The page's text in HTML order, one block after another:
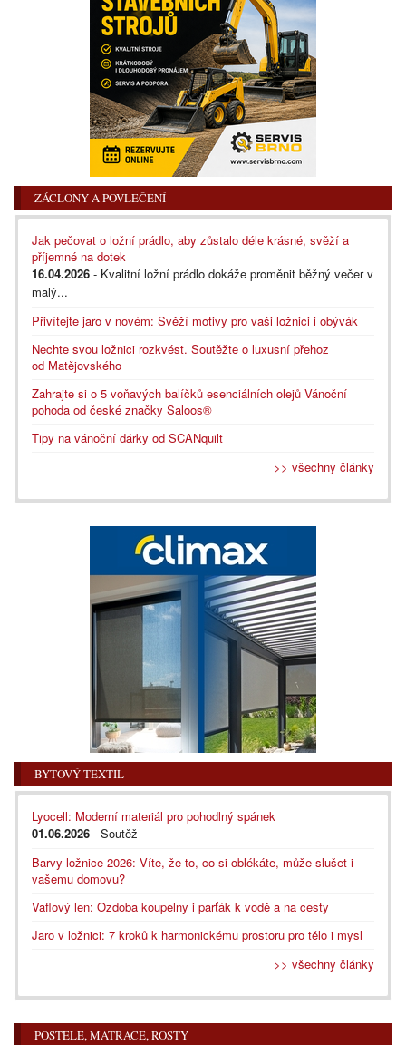
ZÁCLONY A POVLEČENÍ
Jak pečovat o ložní prádlo, aby zůstalo déle krásné, svěží a
příjemné na dotek
16.04.2026 - Kvalitní ložní prádlo dokáže proměnit běžný večer v
malý...
Přivítejte jaro v novém: Svěží motivy pro vaši ložnici i obývák
Nechte svou ložnici rozkvést. Soutěžte o luxusní přehoz
od Matějovského
Zahrajte si o 5 voňavých balíčků esenciálních olejů Vánoční
pohoda od české značky Saloos®
Tipy na vánoční dárky od SCANquilt
>> všechny články
BYTOVÝ TEXTIL
Lyocell: Moderní materiál pro pohodlný spánek
01.06.2026 - Soutěž
Barvy ložnice 2026: Víte, že to, co si oblékáte, může slušet i
vašemu domovu?
Vaflový len: Ozdoba koupelny i parťák k vodě a na cesty
Jaro v ložnici: 7 kroků k harmonickému prostoru pro tělo i mysl
>> všechny články
POSTELE, MATRACE, ROŠTY